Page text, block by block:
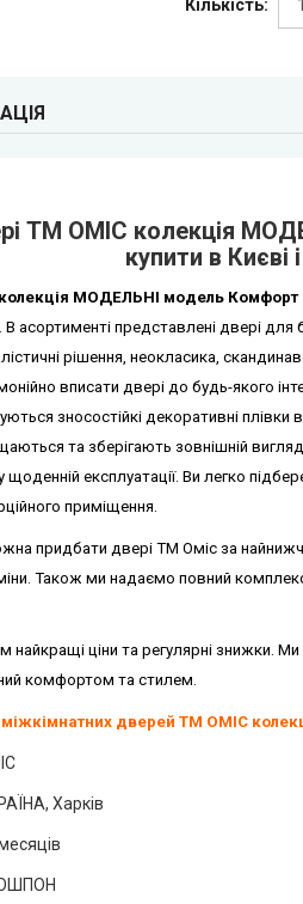
Кількість:
ТМ ОМІС колекція
купити в Києві
МОДЕЛЬНІ модель Комфорт
В асортименті представлені двері
рішення, неокласика,
вписати двері до будь-якого
зносостійкі декоративні плівки
та зберігають зовнішній
щоденній експлуатації. Ви легко
приміщення.
придбати двері ТМ Оміс за
Також ми надаємо повний комплекс
ціни та регулярні знижки. Ми
комфортом та стилем.
дверей ТМ ОМІС
Харків